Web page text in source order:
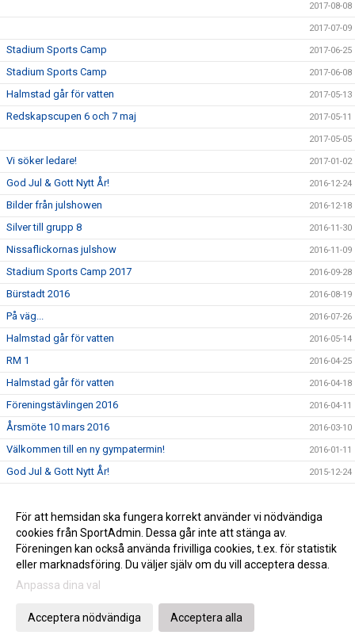
2017-08-08
2017-07-09
Stadium Sports Camp 2017-06-25
Stadium Sports Camp 2017-06-08
Halmstad går för vatten 2017-05-13
Redskapscupen 6 och 7 maj 2017-05-11
2017-05-05
Vi söker ledare! 2017-01-02
God Jul & Gott Nytt År! 2016-12-24
Bilder från julshowen 2016-12-18
Silver till grupp 8 2016-11-30
Nissaflickornas julshow 2016-11-09
Stadium Sports Camp 2017 2016-09-28
Bürstadt 2016 2016-08-19
På väg... 2016-07-26
Halmstad går för vatten 2016-05-14
RM 1 2016-04-25
Halmstad går för vatten 2016-04-18
Föreningstävlingen 2016 2016-04-11
Årsmöte 10 mars 2016 2016-03-10
Välkommen till en ny gympatermin! 2016-01-11
God Jul & Gott Nytt År! 2015-12-24
Uppvisning 6 juni 2015-09-21
Gräsroten
Gå till Webbversion
För att hemsidan ska fungera korrekt använder vi nödvändiga
cookies från SportAdmin. Dessa går inte att stänga av.
Föreningen kan också använda frivilliga cookies, t.ex. för statistik
eller marknadsföring. Du väljer själv om du vill acceptera dessa.
Anpassa dina val
Acceptera nödvändiga Acceptera alla